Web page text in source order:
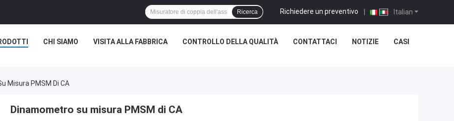
Italian
Richiedere un preventivo |
Ricerca
CHI SIAMO VISITA ALLA FABBRICA CONTROLLO DELLA QUALITÀ CONTATTACI NOTIZIE CASI
Misura PMSM Di CA
Dinamometro su misura PMSM di CA